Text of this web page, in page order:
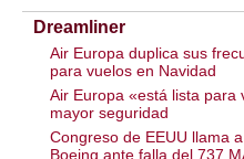
Dreamliner
Air Europa duplica sus
para vuelos en Navidad
Air Europa «está lista para
mayor seguridad
Congreso de EEUU llama
Boeing ante falla del 737